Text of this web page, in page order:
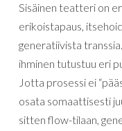
Sisäinen teatteri on
erikoistapaus,
generatiivista transsia.
ihminen tutustuu eri
Jotta prosessi ei “
osata somaattisesti
sitten flow-tilaan,